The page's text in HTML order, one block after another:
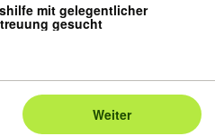
mit gelegentlicher
gesucht
Weiter